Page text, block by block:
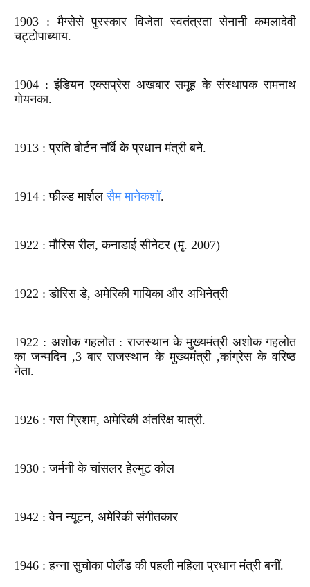
1903 : मैग्सेसे पुरस्कार विजेता स्वतंत्रता सेनानी कमलादेवी
चट्टोपाध्याय.
1904 : इंडियन एक्सप्रेस अखबार समूह के संस्थापक रामनाथ
गोयनका.
1913 : प्रति बोर्टन नॉर्वे के प्रधान मंत्री बने.
1914 : फील्ड मार्शलसैम मानेकशॉ.
1922 : मौरिस रील, कनाडाई सीनेटर (मृ. 2007)
1922 : डोरिस डे, अमेरिकी गायिका और अभिनेत्री
1922 : अशोक गहलोत : राजस्थान के मुख्यमंत्री अशोक गहलोत
का जन्मदिन ,3 बार राजस्थान के मुख्यमंत्री ,कांग्रेस के वरिष्ठ
नेता.
1926 : गस ग्रिशम, अमेरिकी अंतरिक्ष यात्री.
1930 : जर्मनी के चांसलर हेल्मुट कोल
1942 : वेन न्यूटन, अमेरिकी संगीतकार
1946 : हन्ना सुचोका पोलैंड की पहली महिला प्रधान मंत्री बनीं.